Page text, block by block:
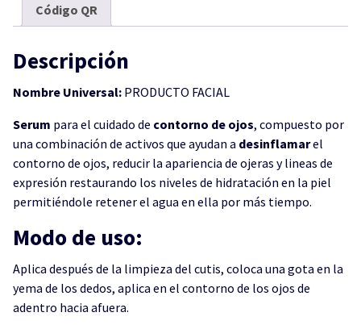
Código QR
Descripción
Nombre Universal: PRODUCTO FACIAL
Serum para el cuidado de contorno de ojos, compuesto por
una combinación de activos que ayudan a desinflamarel
contorno de ojos, reducir la apariencia de ojeras y lineas de
expresión restaurando los niveles de hidratación en la piel
permitiéndole retener el agua en ella por más tiempo.
Modo de uso:
Aplica después de la limpieza del cutis, coloca una gota en la
yema de los dedos, aplica en el contorno de los ojos de
adentro hacia afuera.